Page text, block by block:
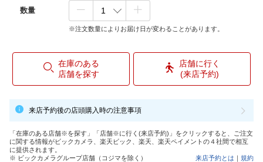
数量
※注文数量によりお届け日が変わることがあります。
在庫のある
店舗を探す
店舗に行く
(来店予約)
来店予約後の店頭購入時の注意事項
「在庫のある店舗※を探す」「店舗※に行く(来店予約)」をクリックすると、ご注文
に関する情報がビックカメラ、楽天ビック、楽天、楽天ペイメントの４社間で相互
に提供されます。
※ ビックカメラグループ店舗（コジマを除く）
来店予約とは ｜ 規約